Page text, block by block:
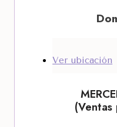
Ver ubicación